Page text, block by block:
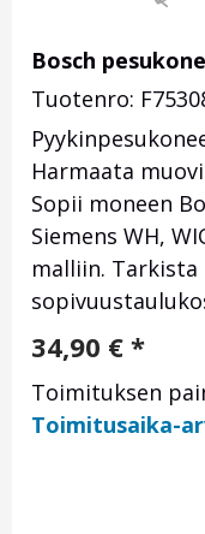
Bosch
Tuotenro:
Harmaata
Sopii moneen
Siemens WH,
malliin.
34,90 € *
Toimituksen
Toimitusaika-